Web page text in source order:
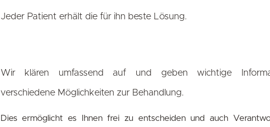
Jeder Patient erhält die für ihn beste Lösung.
Wir klären umfassend auf und geben wichtige
verschiedene Möglichkeiten zur Behandlung.
Dies ermöglicht es Ihnen frei zu entscheiden und auch